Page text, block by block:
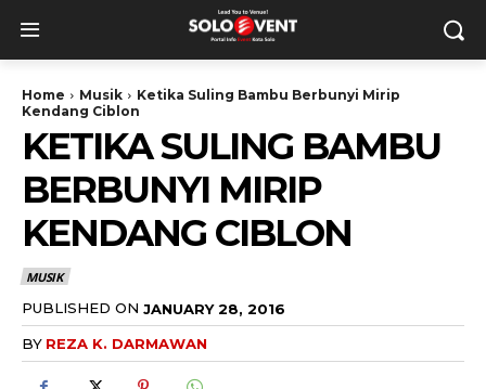
Home Musik
Ketika Suling Bambu Berbunyi Mirip
Kendang Ciblon
KETIKA SULING BAMBU
BERBUNYI MIRIP
KENDANG CIBLON
MUSIK
PUBLISHED ON JANUARY 28, 2016
BY REZA K. DARMAWAN